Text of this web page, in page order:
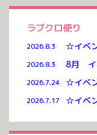
ラブクロ便り
2026.8.3 ☆イベ
2026.8.3 8月 イ
2026.7.24 ☆イベ
2026.7.17 ☆イベ